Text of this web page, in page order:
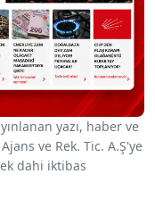
yazı, haber ve
ve Rek. Tic. A.Ş'ye
dahi iktibas